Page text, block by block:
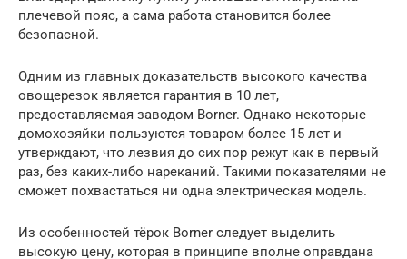
плечевой пояс, а сама работа становится более
безопасной.
Одним из главных доказательств высокого качества
овощерезок является гарантия в 10 лет,
предоставляемая заводом Borner. Однако некоторые
домохозяйки пользуются товаром более 15 лет и
утверждают, что лезвия до сих пор режут как в первый
раз, без каких-либо нареканий. Такими показателями не
сможет похвастаться ни одна электрическая модель.
Из особенностей тёрок Borner следует выделить
высокую цену, которая в принципе вполне оправдана